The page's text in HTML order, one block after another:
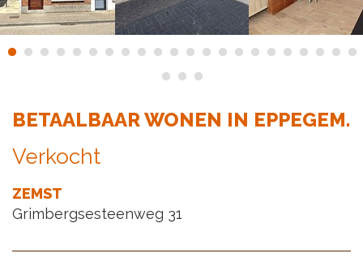
BETAALBAAR WONEN IN EPPEGEM.
Verkocht
ZEMST
Grimbergsesteenweg 31